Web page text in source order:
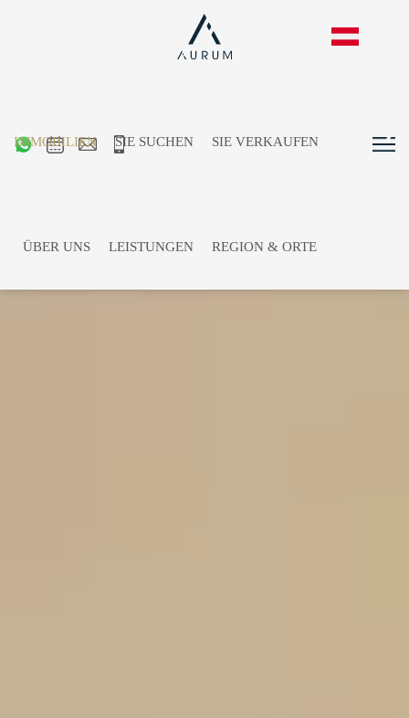
IMMOBILIEN SIE SUCHEN SIE VERKAUFEN
ÜBER UNS LEISTUNGEN REGION & ORTE